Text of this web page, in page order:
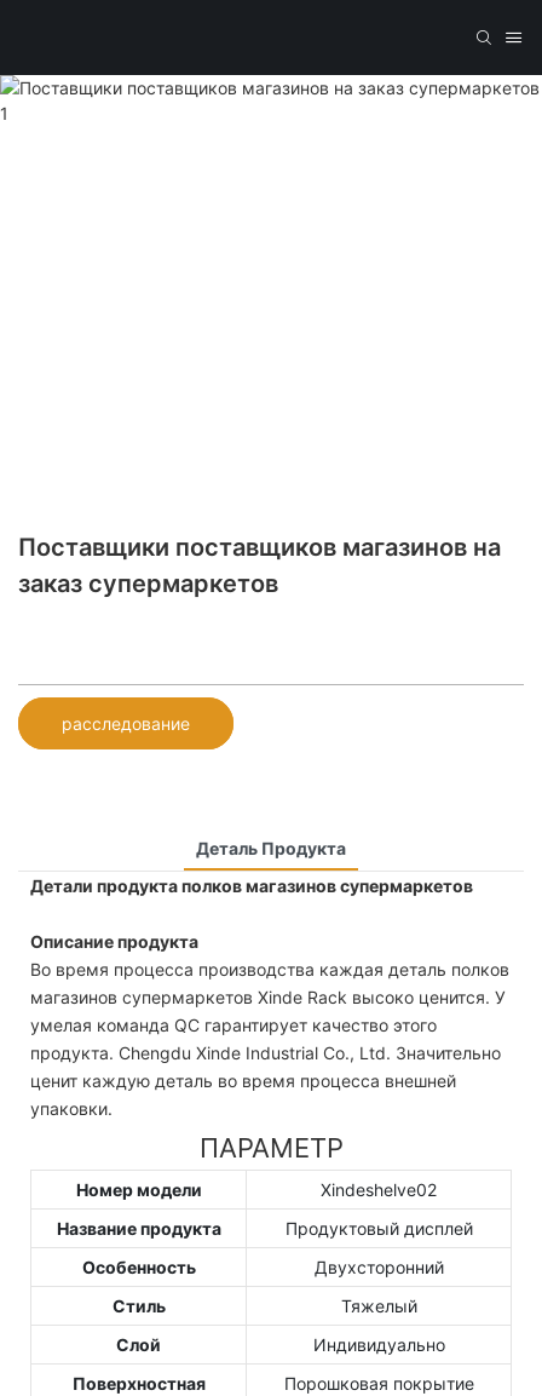
Поставщики поставщиков магазинов на
заказ супермаркетов
расследование
Деталь Продукта
Детали продукта полков магазинов супермаркетов
Описание продукта
Во время процесса производства каждая деталь полков
магазинов супермаркетов Xinde Rack высоко ценится. У
умелая команда QC гарантирует качество этого
продукта. Chengdu Xinde Industrial Co., Ltd. Значительно
ценит каждую деталь во время процесса внешней
упаковки.
ПАРАМЕТР
Номер модели
Xindeshelve02
Название продукта
Продуктовый дисплей
Особенность
Двухсторонний
Стиль
Тяжелый
Слой
Индивидуально
Поверхностная
Порошковая покрытие